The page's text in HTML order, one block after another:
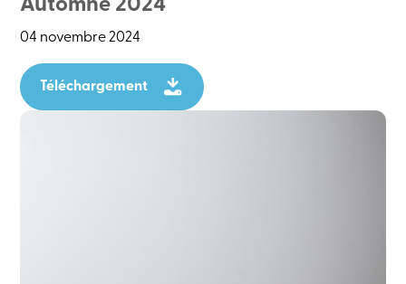
Automne 2024
04 novembre 2024
Téléchargement